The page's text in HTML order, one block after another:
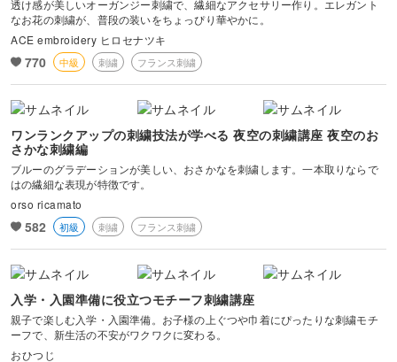
透け感が美しいオーガンジー刺繍で、繊細なアクセサリー作り。エレガント
なお花の刺繍が、普段の装いをちょっぴり華やかに。
ACE embroidery ヒロセナツキ
770 中級 刺繍 フランス刺繍
ワンランクアップの刺繍技法が学べる 夜空の刺繍講座 夜空のお
さかな刺繍編
ブルーのグラデーションが美しい、おさかなを刺繍します。一本取りならで
はの繊細な表現が特徴です。
orso ricamato
582 初級 刺繍 フランス刺繍
入学・入園準備に役立つモチーフ刺繍講座
親子で楽しむ入学・入園準備。お子様の上ぐつや巾着にぴったりな刺繍モチ
ーフで、新生活の不安がワクワクに変わる。
おひつじ